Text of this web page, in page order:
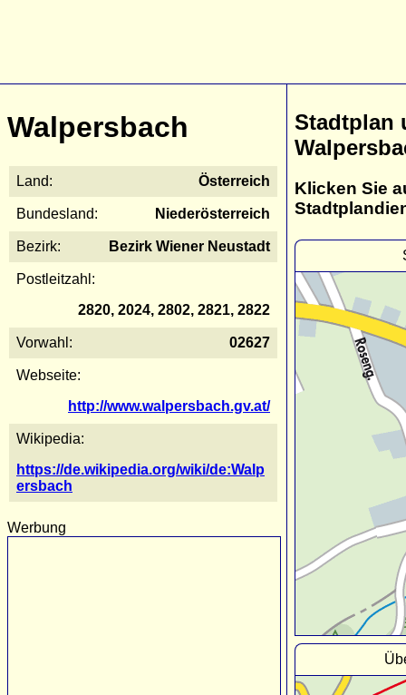
Walpersbach
Land: Österreich
Bundesland: Niederösterreich
Bezirk: Bezirk Wiener Neustadt
Postleitzahl:
2820, 2024, 2802, 2821, 2822
Vorwahl: 02627
Webseite:
http://www.walpersbach.gv.at/
Wikipedia:
https://de.wikipedia.org/wiki/de:Walp
ersbach
Werbung
Stadtplan
Klicken Sie